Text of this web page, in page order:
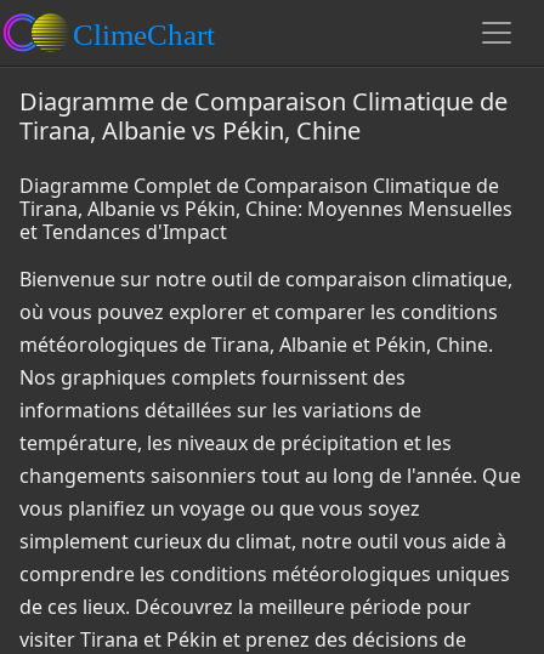
Diagramme de Comparaison Climatique de
Tirana, Albanie vs Pékin, Chine
Diagramme Complet de Comparaison Climatique de
Tirana, Albanie vs Pékin, Chine: Moyennes Mensuelles
et Tendances d'Impact
Bienvenue sur notre outil de comparaison climatique,
où vous pouvez explorer et comparer les conditions
météorologiques de Tirana, Albanie et Pékin, Chine.
Nos graphiques complets fournissent des
informations détaillées sur les variations de
température, les niveaux de précipitation et les
changements saisonniers tout au long de l'année. Que
vous planifiez un voyage ou que vous soyez
simplement curieux du climat, notre outil vous aide à
comprendre les conditions météorologiques uniques
de ces lieux. Découvrez la meilleure période pour
visiter Tirana et Pékin et prenez des décisions de